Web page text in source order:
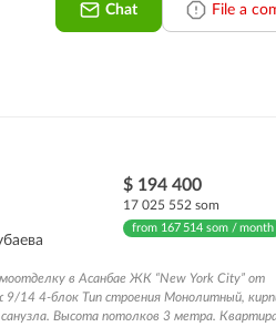
Chat File a
$ 194 400
17 025 552 som
from 167 514 som / month
в Асанбае ЖК “New York City” от
14 4-блок Тип строения Монолитный,
Высота потолков 3 метра.